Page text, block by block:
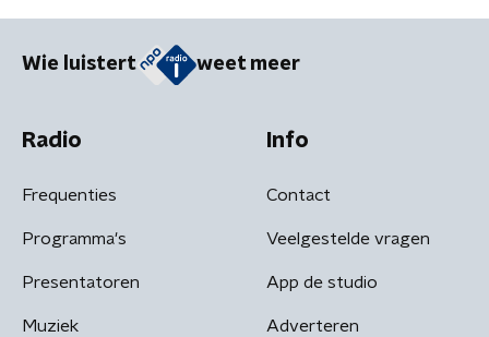
Wie luistert weet meer
Radio
Frequenties
Programma's
Presentatoren
Muziek
Info
Contact
Veelgestelde vragen
App de studio
Adverteren